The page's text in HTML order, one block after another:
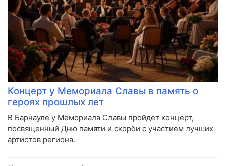
Концерт у Мемориала Славы в память о
героях прошлых лет
В Барнауле у Мемориала Славы пройдет концерт,
посвященный Дню памяти и скорби с участием лучших
артистов региона.